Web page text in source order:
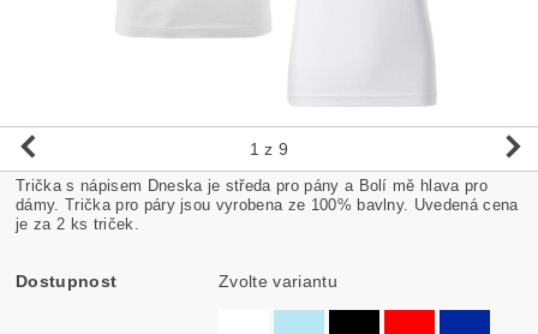
1 z 9
Trička s nápisem Dneska je středa pro pány a Bolí mě hlava pro
dámy. Trička pro páry jsou vyrobena ze 100% bavlny. Uvedená cena
je za 2 ks triček.
Dostupnost Zvolte variantu